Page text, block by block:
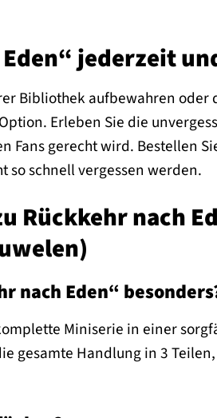
jederzeit
Bibliothek aufbewahren
Erleben Sie die
Fans gerecht wird. Bestellen
so schnell vergessen werden.
Rückkehr nach
nach Eden“
Miniserie in einer
gesamte Handlung in 3